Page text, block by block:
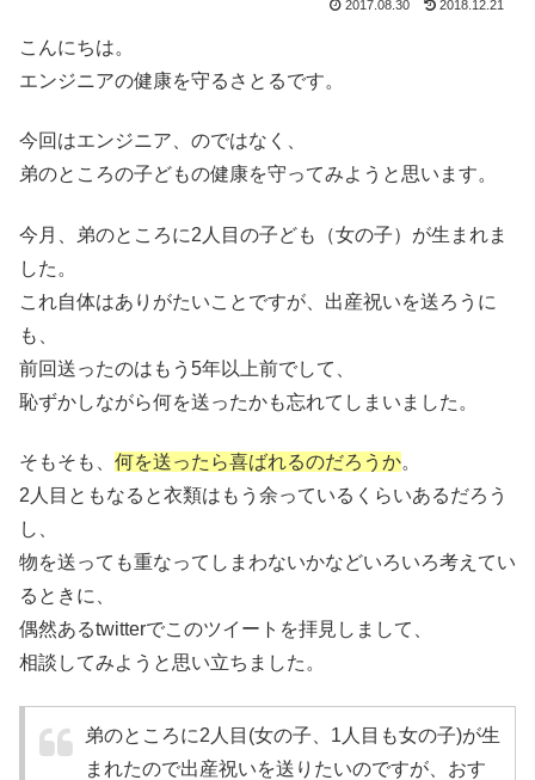
2017.08.30 2018.12.21
こんにちは。
エンジニアの健康を守るさとるです。
今回はエンジニア、のではなく、
弟のところの子どもの健康を守ってみようと思います。
今月、弟のところに2人目の子ども（女の子）が生まれま
した。
これ自体はありがたいことですが、出産祝いを送ろうに
も、
前回送ったのはもう5年以上前でして、
恥ずかしながら何を送ったかも忘れてしまいました。
そもそも、 何を送ったら喜ばれるのだろうか。
2人目ともなると衣類はもう余っているくらいあるだろう
し、
物を送っても重なってしまわないかなどいろいろ考えてい
るときに、
偶然あるtwitterでこのツイートを拝見しまして、
相談してみようと思い立ちました。
弟のところに2人目(女の子、1人目も女の子)が生
まれたので出産祝いを送りたいのですが、おす